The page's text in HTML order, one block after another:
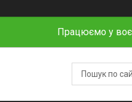
Працюємо у